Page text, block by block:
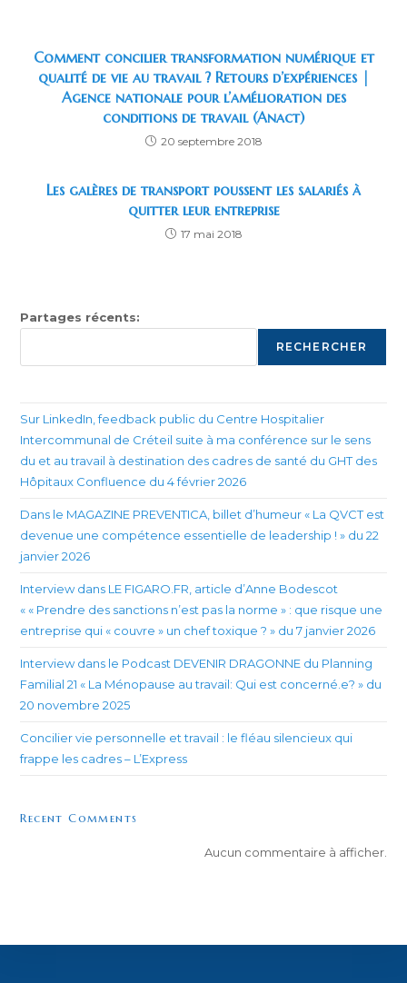
Comment concilier transformation numérique et
qualité de vie au travail ? Retours d’expériences |
Agence nationale pour l’amélioration des
conditions de travail (Anact)
20 septembre 2018
Les galères de transport poussent les salariés à
quitter leur entreprise
17 mai 2018
Partages récents:
RECHERCHER
Sur LinkedIn, feedback public du Centre Hospitalier
Intercommunal de Créteil suite à ma conférence sur le sens
du et au travail à destination des cadres de santé du GHT des
Hôpitaux Confluence du 4 février 2026
Dans le MAGAZINE PREVENTICA, billet d’humeur « La QVCT est
devenue une compétence essentielle de leadership ! » du 22
janvier 2026
Interview dans LE FIGARO.FR, article d’Anne Bodescot
« « Prendre des sanctions n’est pas la norme » : que risque une
entreprise qui « couvre » un chef toxique ? » du 7 janvier 2026
Interview dans le Podcast DEVENIR DRAGONNE du Planning
Familial 21 « La Ménopause au travail: Qui est concerné.e? » du
20 novembre 2025
Concilier vie personnelle et travail : le fléau silencieux qui
frappe les cadres – L’Express
Recent Comments
Aucun commentaire à afficher.